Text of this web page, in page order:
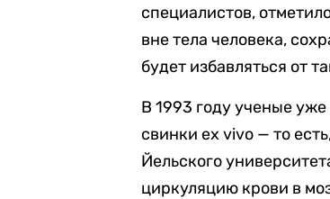
специалистов,
вне тела человека,
будет избавляться от
В 1993 году ученые уже
свинки ex vivo — то
Йельского
циркуляцию крови в